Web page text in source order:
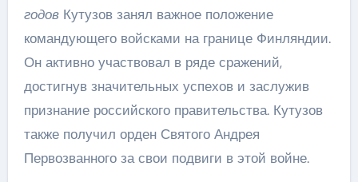
годовКутузов занял важное положение
командующего войсками на границе Финляндии.
Он активно участвовал в ряде сражений,
достигнув значительных успехов и заслужив
признание российского правительства. Кутузов
также получил орден Святого Андрея
Первозванного за свои подвиги в этой войне.